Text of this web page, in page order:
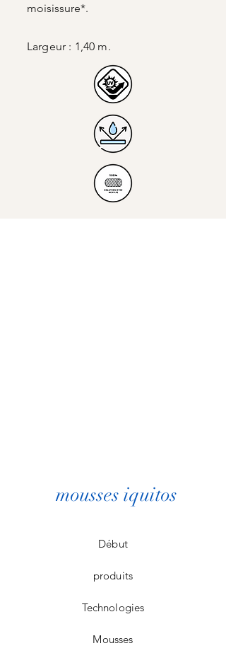
moisissure*.
Largeur : 1,40 m.
mousses iquitos
Début
produits
Technologies
Mousses